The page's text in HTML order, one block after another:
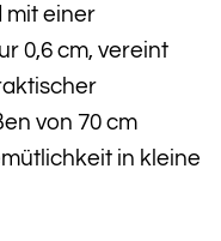
mit einer
0,6 cm, vereint
von 70 cm
in kleine